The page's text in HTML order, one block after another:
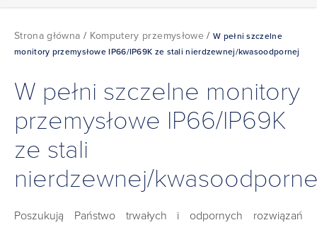
Strona główna / Komputery przemysłowe /W pełni szczelne
monitory przemysłowe IP66/IP69K ze stali nierdzewnej/kwasoodpornej
W pełni szczelne monitory
przemysłowe IP66/IP69K
ze stali
nierdzewnej/
Poszukują Państwo trwałych i odpornych rozwiązań